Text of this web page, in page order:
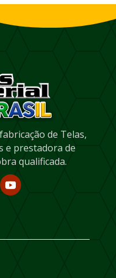
de Telas,
e prestadora de
qualificada.